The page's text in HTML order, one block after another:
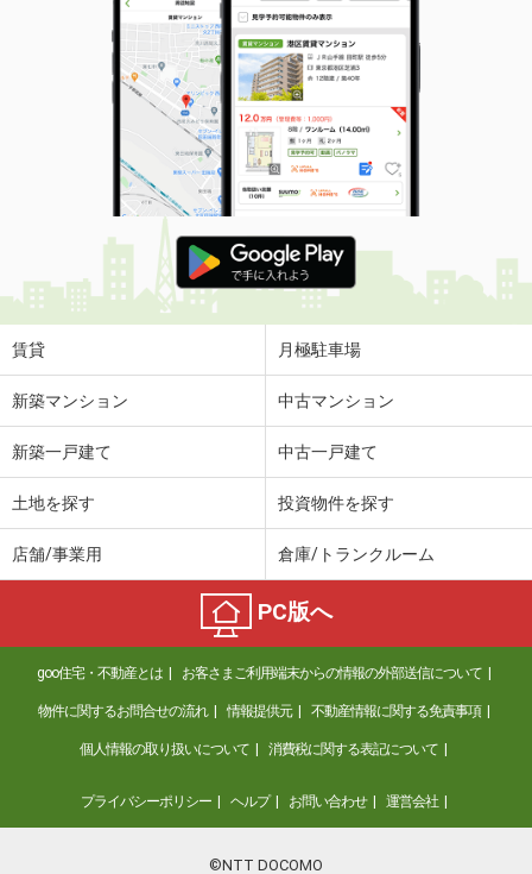
賃貸 月極駐車場
新築マンション 中古マンション
新築一戸建て 中古一戸建て
土地を探す 投資物件を探す
店舗/事業用 倉庫/トランクルーム
PC版へ
goo住宅・不動産とは お客さまご利用端末からの情報の外部送信について
物件に関するお問合せの流れ 情報提供元 不動産情報に関する免責事項
個人情報の取り扱いについて 消費税に関する表記について
プライバシーポリシー ヘルプ お問い合わせ 運営会社
©NTT DOCOMO